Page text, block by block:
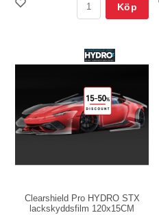
Köp
Clearshield Pro HYDRO STX
lackskyddsfilm 120x15CM